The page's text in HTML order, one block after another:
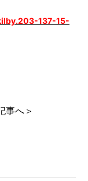
137-15-
事へ＞